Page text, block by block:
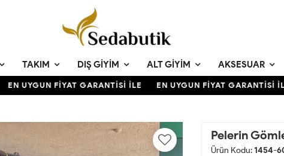
TAKIM DIŞ GIYIM ALT GIYIM AKSESUAR
EN UYGUN FİYAT GARANTİSİ İLE EN UYGUN FİYAT GARANTİSİ İLE
Pelerin
Ürün Kodu:1454-